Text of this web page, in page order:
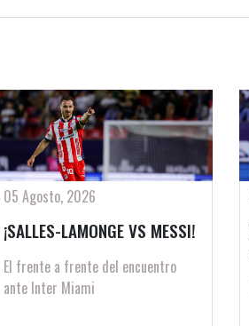
05 Agosto, 2026
¡SALLES-LAMONGE VS MESSI!
El frente a frente del encuentro
ante Inter Miami